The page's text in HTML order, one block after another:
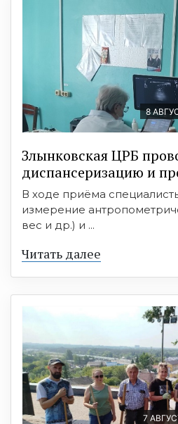
8
Злынковская ЦРБ
диспансеризацию и
В ходе приёма
измерение
вес и др.) и ...
Читать далее
7